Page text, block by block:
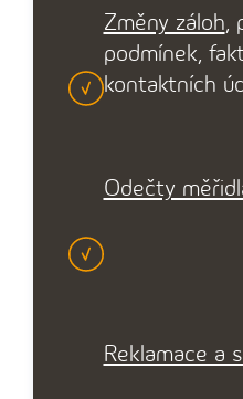
Změny záloh,
podmínek,
kontaktních
Odečty
Reklamace a